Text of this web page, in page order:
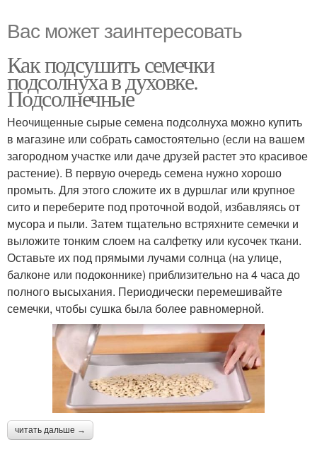
Вас может заинтересовать
Как подсушить семечки
подсолнуха в духовке.
Подсолнечные
Неочищенные сырые семена подсолнуха можно купить
в магазине или собрать самостоятельно (если на вашем
загородном участке или даче друзей растет это красивое
растение). В первую очередь семена нужно хорошо
промыть. Для этого сложите их в дуршлаг или крупное
сито и переберите под проточной водой, избавляясь от
мусора и пыли. Затем тщательно встряхните семечки и
выложите тонким слоем на салфетку или кусочек ткани.
Оставьте их под прямыми лучами солнца (на улице,
балконе или подоконнике) приблизительно на 4 часа до
полного высыхания. Периодически перемешивайте
семечки, чтобы сушка была более равномерной.
читать дальше →